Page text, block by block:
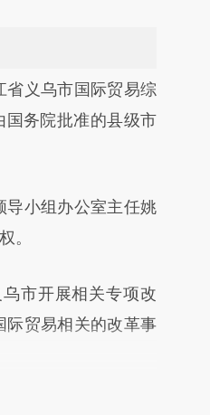
省义乌市国际贸易综
务院批准的县级市
小组办公室主任姚
。
市开展相关专项改
际贸易相关的改革事